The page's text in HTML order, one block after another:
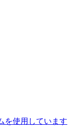
を使用しています